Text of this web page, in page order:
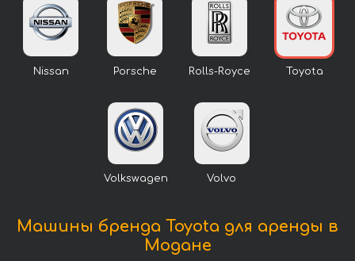
Nissan Porsche Rolls-Royce Toyota
Volkswagen Volvo
Машины бренда Toyota для аренды в
Модане